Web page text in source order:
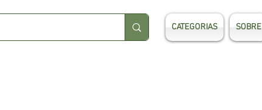
CATEGORIAS SOBRE